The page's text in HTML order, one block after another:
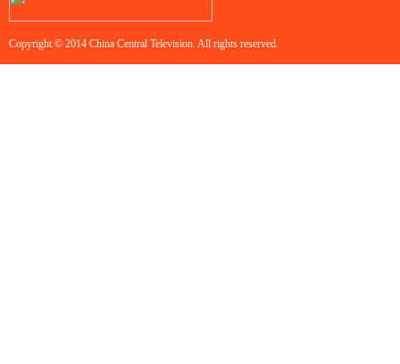
Copyright © 2014 China Central Television. All rights reserved.